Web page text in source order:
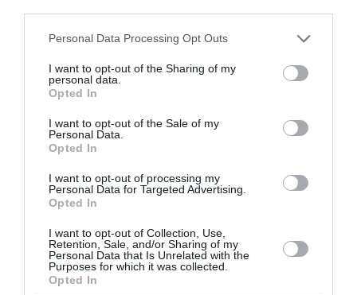
Please note that this website/app uses one or more Google
not limited to your visit or usage behaviour. You may click to
grant or deny consent to Google and its third-party tags to
use your data for below specified purposes in below Google
consent section.
Personal Data Processing Opt Outs
I want to opt-out of the Sharing of my
personal data.
Opted In
I want to opt-out of the Sale of my
Personal Data.
Opted In
I want to opt-out of processing my
Personal Data for Targeted Advertising.
Opted In
I want to opt-out of Collection, Use,
Retention, Sale, and/or Sharing of my
Personal Data that Is Unrelated with the
Purposes for which it was collected.
Opted In
Συγκίνηση στο ετήσιο μνημόσυνο της Λένας
Σε κλίμα βαθιάς συγκίνησης τελέστηκε στο Α΄
Νεκροταφείο Αθηνών το ετήσιο μνημόσυνο για τη Λένα
Σαμαρά, έναν χρόνο μετά τον αιφνίδιο θάνατό της, σε
ηλικία 34 ετών. Συγγενείς, φίλοι ...
07 Αυγούστου 2026